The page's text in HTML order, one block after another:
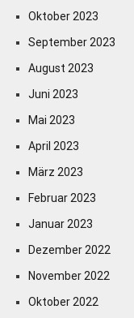
Oktober 2023
September 2023
August 2023
Juni 2023
Mai 2023
April 2023
März 2023
Februar 2023
Januar 2023
Dezember 2022
November 2022
Oktober 2022